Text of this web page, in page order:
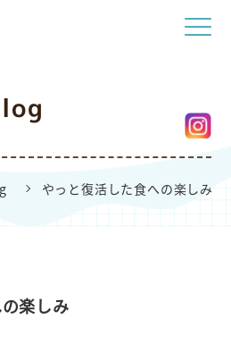
やっと復活した食への楽しみ
楽しみ